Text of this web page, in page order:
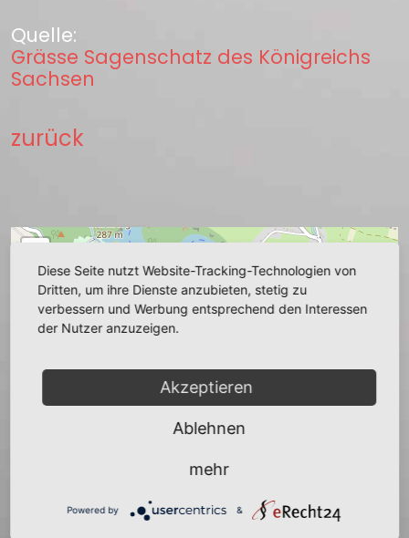
Quelle:
Grässe Sagenschatz des Königreichs
Sachsen
zurück
−
Diese Seite nutzt Website-Tracking-Technologien von
Dritten, um ihre Dienste anzubieten, stetig zu
verbessern und Werbung entsprechend den Interessen
der Nutzer anzuzeigen.
Akzeptieren
Ablehnen
mehr
Powered by &